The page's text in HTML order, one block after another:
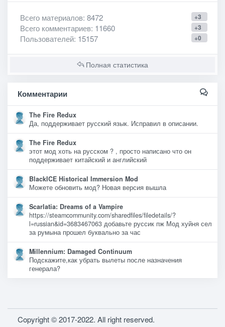
+3
Всего материалов: 8472
+3
Всего комментариев: 11660
+0
Пользователей: 15157
Полная статистика
Комментарии
The Fire Redux
Да, поддерживает русский язык. Исправил в описании.
The Fire Redux
этот мод хоть на русском ? , просто написано что он
поддерживает китайский и английский
BlackICE Historical Immersion Mod
Можете обновить мод? Новая версия вышла
Scarlatia: Dreams of a Vampire
https://steamcommunity.com/sharedfiles/filedetails/?
l=russian&id=3683467063 добавьте руссик пж Мод хуйня сел
за румына прошел буквально за час
Millennium: Damaged Continuum
Подскажите,как убрать вылеты после назначения
генерала?
Copyright © 2017-2022. All right reserved.